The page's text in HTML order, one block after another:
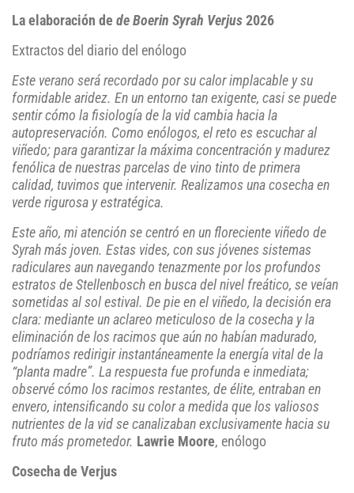
La elaboración de de Boerin Syrah Verjus 2026
Extractos del diario del enólogo
Este verano será recordado por su calor implacable y su
formidable aridez. En un entorno tan exigente, casi se puede
sentir cómo la fisiología de la vid cambia hacia la
autopreservación. Como enólogos, el reto es escuchar al
viñedo; para garantizar la máxima concentración y madurez
fenólica de nuestras parcelas de vino tinto de primera
calidad, tuvimos que intervenir. Realizamos una cosecha en
verde rigurosa y estratégica.
Este año, mi atención se centró en un floreciente viñedo de
Syrah más joven. Estas vides, con sus jóvenes sistemas
radiculares aun navegando tenazmente por los profundos
estratos de Stellenbosch en busca del nivel freático, se veían
sometidas al sol estival. De pie en el viñedo, la decisión era
clara: mediante un aclareo meticuloso de la cosecha y la
eliminación de los racimos que aún no habían madurado,
podríamos redirigir instantáneamente la energía vital de la
“planta madre”. La respuesta fue profunda e inmediata;
observé cómo los racimos restantes, de élite, entraban en
envero, intensificando su color a medida que los valiosos
nutrientes de la vid se canalizaban exclusivamente hacia su
fruto más prometedor. Lawrie Moore, enólogo
Cosecha de Verjus